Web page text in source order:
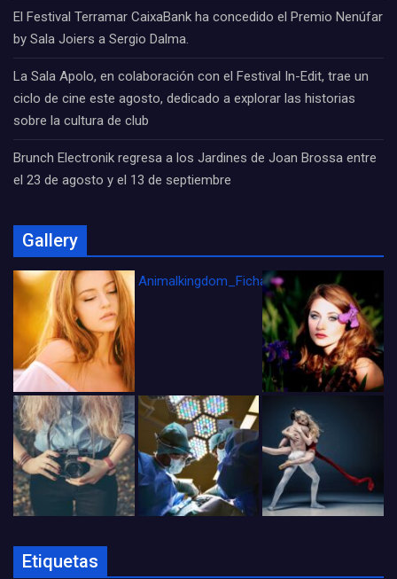
El Festival Terramar CaixaBank ha concedido el Premio Nenúfar
by Sala Joiers a Sergio Dalma.
La Sala Apolo, en colaboración con el Festival In-Edit, trae un
ciclo de cine este agosto, dedicado a explorar las historias
sobre la cultura de club
Brunch Electronik regresa a los Jardines de Joan Brossa entre
el 23 de agosto y el 13 de septiembre
Gallery
Animalkingdom_FichaCine
Etiquetas